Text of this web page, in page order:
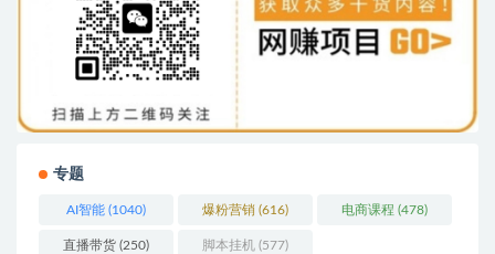
专题
AI智能 (1040) 爆粉营销 (616) 电商课程 (478)
直播带货 (250) 脚本挂机 (577)